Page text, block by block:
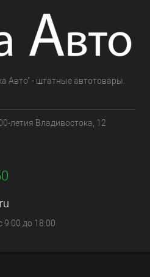
Авто" - штатные автотовары.
летия Владивостока, 12
9:00 до 18:00